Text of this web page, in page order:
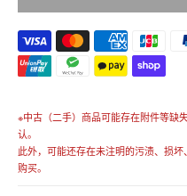
価
格
※中古（二手）商品可能存在附件等缺
认。
此外，可能还存在未注明的污渍、损
购买。